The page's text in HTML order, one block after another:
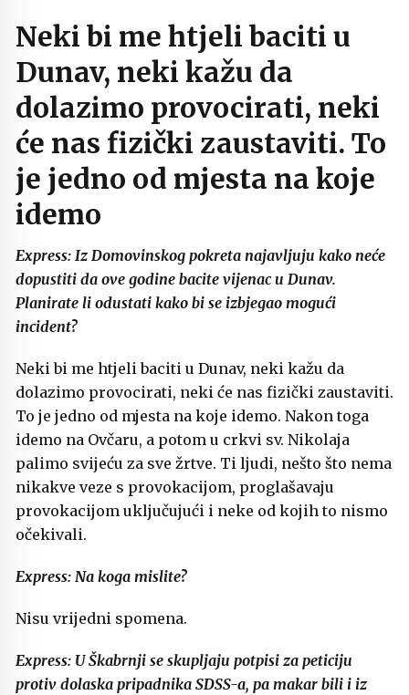
Neki bi me htjeli baciti u
Dunav, neki kažu da
dolazimo provocirati, neki
će nas fizički zaustaviti. To
je jedno od mjesta na koje
idemo
Express: Iz Domovinskog pokreta najavljuju kako neće
dopustiti da ove godine bacite vijenac u Dunav.
Planirate li odustati kako bi se izbjegao mogući
incident?
Neki bi me htjeli baciti u Dunav, neki kažu da
dolazimo provocirati, neki će nas fizički zaustaviti.
To je jedno od mjesta na koje idemo. Nakon toga
idemo na Ovčaru, a potom u crkvi sv. Nikolaja
palimo svijeću za sve žrtve. Ti ljudi, nešto što nema
nikakve veze s provokacijom, proglašavaju
provokacijom uključujući i neke od kojih to nismo
očekivali.
Express: Na koga mislite?
Nisu vrijedni spomena.
Express: U Škabrnji se skupljaju potpisi za peticiju
protiv dolaska pripadnika SDSS-a, pa makar bili i iz